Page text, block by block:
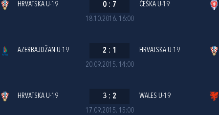
18.10.2016. 16:00
HRVATSKA U-19 0 : 7 ČEŠKA U-19
20.09.2015. 14:00
AZERBAJDŽAN U-19 2 : 1 HRVATSKA U-19
17.09.2015. 15:00
HRVATSKA U-19 3 : 2 WALES U-19